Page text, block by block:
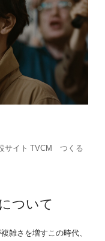
サイト TVCM つくる
ついて
雑さを増すこの時代、